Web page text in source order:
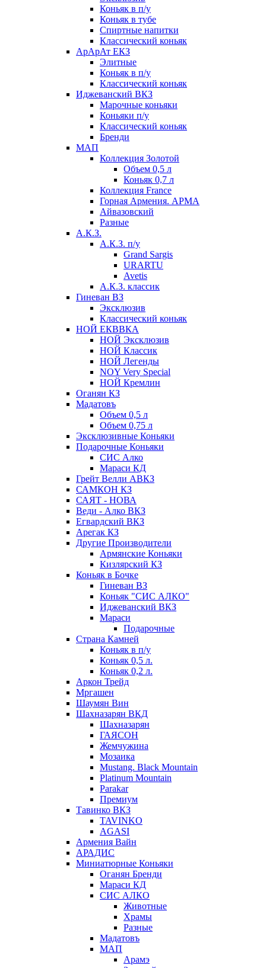
Коньяк в п/у
Коньяк в тубе
Спиртные напитки
Классический коньяк
АрАрАт ЕКЗ
Элитные
Коньяк в п/у
Классический коньяк
Иджеванский ВКЗ
Марочные коньяки
Коньяки п/у
Классический коньяк
Бренди
МАП
Коллекция Золотой
Объем 0,5 л
Коньяк 0,7 л
Коллекция France
Горная Армения. АРМА
Айвазовский
Разные
А.К.З.
А.К.З. п/у
Grand Sargis
URARTU
Avetis
А.К.З. классик
Гиневан ВЗ
Эксклюзив
Классический коньяк
НОЙ ЕКВВКА
НОЙ Эксклюзив
НОЙ Классик
НОЙ Легенды
NOY Very Speсial
НОЙ Кремлин
Оганян КЗ
Мадатовъ
Объем 0,5 л
Объем 0,75 л
Эксклюзивные Коньяки
Подарочные Коньяки
СИС Алко
Мараси КД
Грейт Велли АВКЗ
САМКОН КЗ
САЯТ - НОВА
Веди - Алко ВКЗ
Егвардский ВКЗ
Арегак КЗ
Другие Производители
Армянские Коньяки
Кизлярский КЗ
Коньяк в Бочке
Гиневан ВЗ
Коньяк "СИС АЛКО"
Иджеванский ВКЗ
Мараси
Подарочные
Страна Камней
Коньяк в п/у
Коньяк 0,5 л.
Коньяк 0,2 л.
Аркон Трейд
Мргашен
Шаумян Вин
Шахназарян ВКД
Шахназарян
ГАЯСОН
Жемчужина
Мозаика
Mustang. Black Mountain
Platinum Mountain
Parakar
Премиум
Тавинко ВКЗ
TAVINKO
AGASI
Армения Вайн
АРАДИС
Миниатюрные Коньяки
Оганян Бренди
Мараси КД
СИС АЛКО
Животные
Храмы
Разные
Мадатовъ
МАП
Арамэ